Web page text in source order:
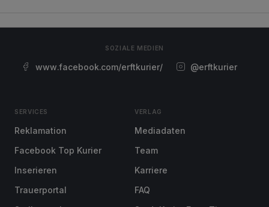
SOZIALE MEDIEN
www.facebook.com/erftkurier/ @erftkurier
SERVICES
Reklamation
Facebook Top Kurier
Inserieren
Trauerportal
VERLAG
Mediadaten
Team
Karriere
FAQ